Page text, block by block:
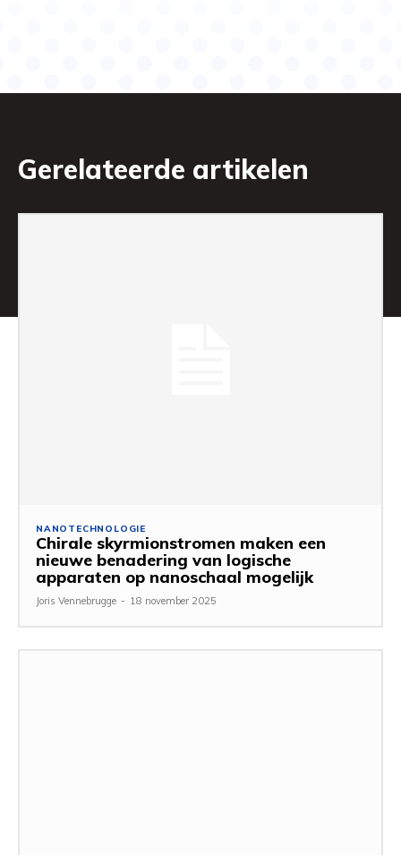
Gerelateerde artikelen
NANOTECHNOLOGIE
Chirale skyrmionstromen maken een
nieuwe benadering van logische
apparaten op nanoschaal mogelijk
Joris Vennebrugge - 18 november 2025